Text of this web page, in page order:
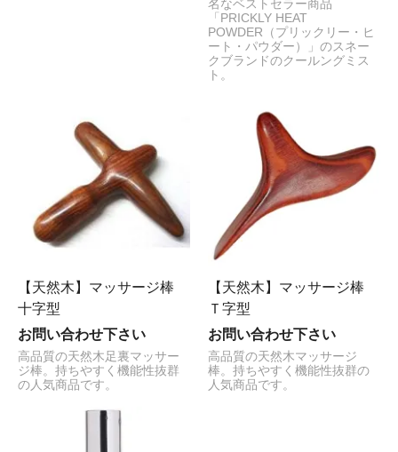
名なベストセラー商品
「PRICKLY HEAT
POWDER（プリックリー・ヒ
ート・パウダー）」のスネー
クブランドのクールングミス
ト。
【天然木】マッサージ棒
十字型
お問い合わせ下さい
高品質の天然木足裏マッサー
ジ棒。持ちやすく機能性抜群
の人気商品です。
【天然木】マッサージ棒
Ｔ字型
お問い合わせ下さい
高品質の天然木マッサージ
棒。持ちやすく機能性抜群の
人気商品です。